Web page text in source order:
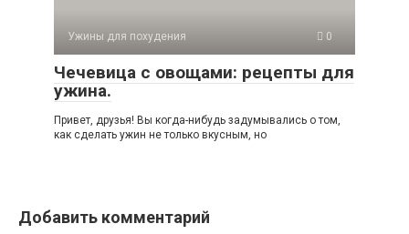
Ужины для похудения 0
Чечевица с овощами: рецепты для
ужина.
Привет, друзья! Вы когда-нибудь задумывались о том,
как сделать ужин не только вкусным, но
Добавить комментарий